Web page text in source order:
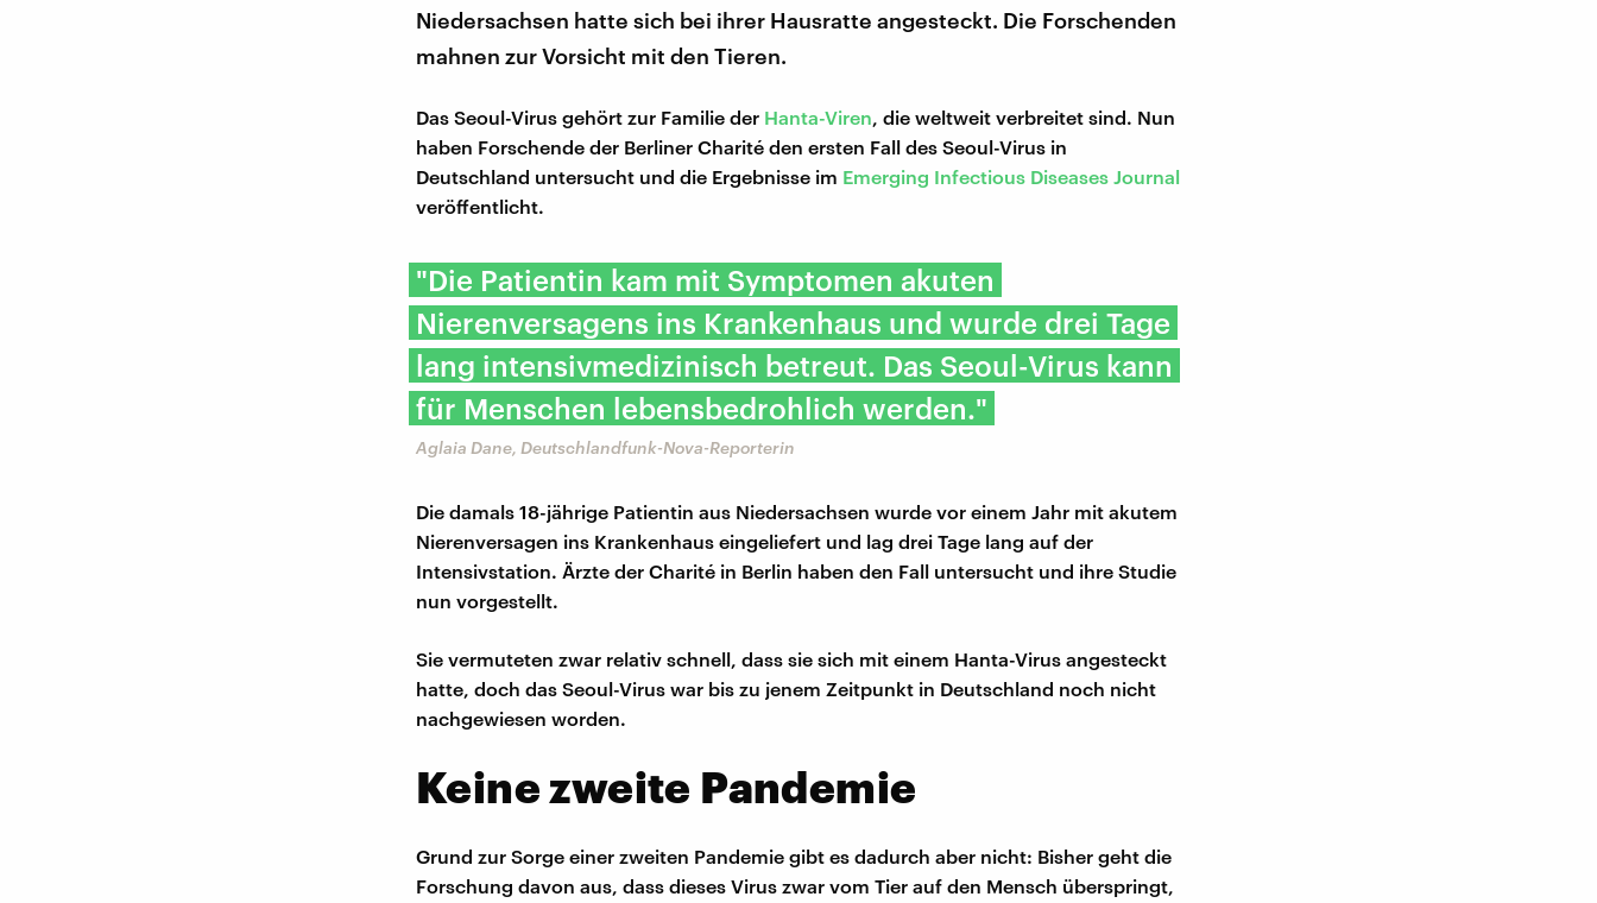
Niedersachsen hatte sich bei ihrer Hausratte angesteckt. Die Forschenden
mahnen zur Vorsicht mit den Tieren.
Das Seoul-Virus gehört zur Familie der Hanta-Viren, die weltweit verbreitet sind. Nun
haben Forschende der Berliner Charité den ersten Fall des Seoul-Virus in
Deutschland untersucht und die Ergebnisse im Emerging Infectious Diseases Journal
veröffentlicht.
"Die Patientin kam mit Symptomen akuten
Nierenversagens ins Krankenhaus und wurde drei Tage
lang intensivmedizinisch betreut. Das Seoul-Virus kann
für Menschen lebensbedrohlich werden."
Aglaia Dane, Deutschlandfunk-Nova-Reporterin
Die damals 18-jährige Patientin aus Niedersachsen wurde vor einem Jahr mit akutem
Nierenversagen ins Krankenhaus eingeliefert und lag drei Tage lang auf der
Intensivstation. Ärzte der Charité in Berlin haben den Fall untersucht und ihre Studie
nun vorgestellt.
Sie vermuteten zwar relativ schnell, dass sie sich mit einem Hanta-Virus angesteckt
hatte, doch das Seoul-Virus war bis zu jenem Zeitpunkt in Deutschland noch nicht
nachgewiesen worden.
Keine zweite Pandemie
Grund zur Sorge einer zweiten Pandemie gibt es dadurch aber nicht: Bisher geht die
Forschung davon aus, dass dieses Virus zwar vom Tier auf den Mensch überspringt,